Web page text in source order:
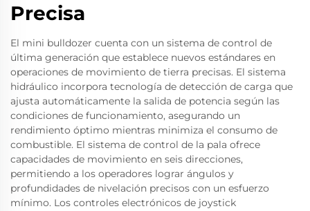
Precisa
El mini bulldozer cuenta con un sistema de control de
última generación que establece nuevos estándares en
operaciones de movimiento de tierra precisas. El sistema
hidráulico incorpora tecnología de detección de carga que
ajusta automáticamente la salida de potencia según las
condiciones de funcionamiento, asegurando un
rendimiento óptimo mientras minimiza el consumo de
combustible. El sistema de control de la pala ofrece
capacidades de movimiento en seis direcciones,
permitiendo a los operadores lograr ángulos y
profundidades de nivelación precisos con un esfuerzo
mínimo. Los controles electrónicos de joystick